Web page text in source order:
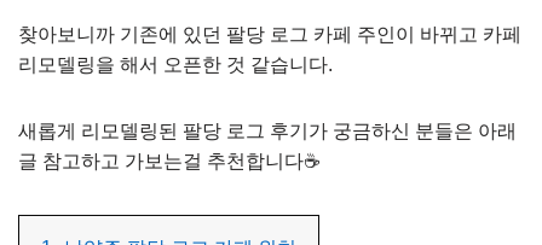
찾아보니까 기존에 있던 팔당 로그 카페 주인이 바뀌고 카페
리모델링을 해서 오픈한 것 같습니다.
새롭게 리모델링된 팔당 로그 후기가 궁금하신 분들은 아래
글 참고하고 가보는걸 추천합니다☕